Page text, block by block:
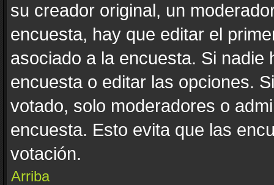
su creador original, un
encuesta, hay que editar el
asociado a la encuesta. Si
encuesta o editar las opciones.
votado, solo moderadores o
encuesta. Esto evita que las
votación.
Arriba